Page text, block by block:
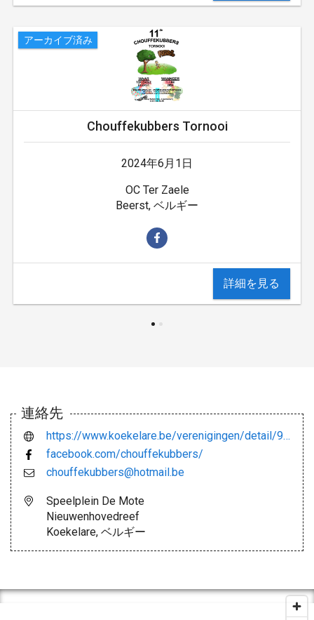
アーカイブ済み
Chouffekubbers Tornooi
2024年6月1日
OC Ter Zaele
Beerst, ベルギー
詳細を見る
連絡先
https://www.koekelare.be/verenigingen/detail/9/chouffekubbers
facebook.com/chouffekubbers/
chouffekubbers@hotmail.be
Speelplein De Mote
Nieuwenhovedreef
Koekelare, ベルギー